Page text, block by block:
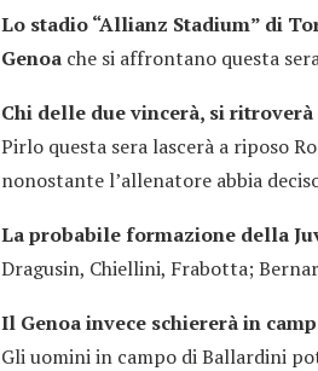
Lo stadio “Allianz Stadium” di
Genoache si affrontano questa
Chi delle due vincerà, si
Pirlo questa sera lascerà a riposo
nonostante l’allenatore abbia
La probabile formazione della
Dragusin, Chiellini, Frabotta;
Il Genoa invece schiererà in
Gli uomini in campo di Ballardini